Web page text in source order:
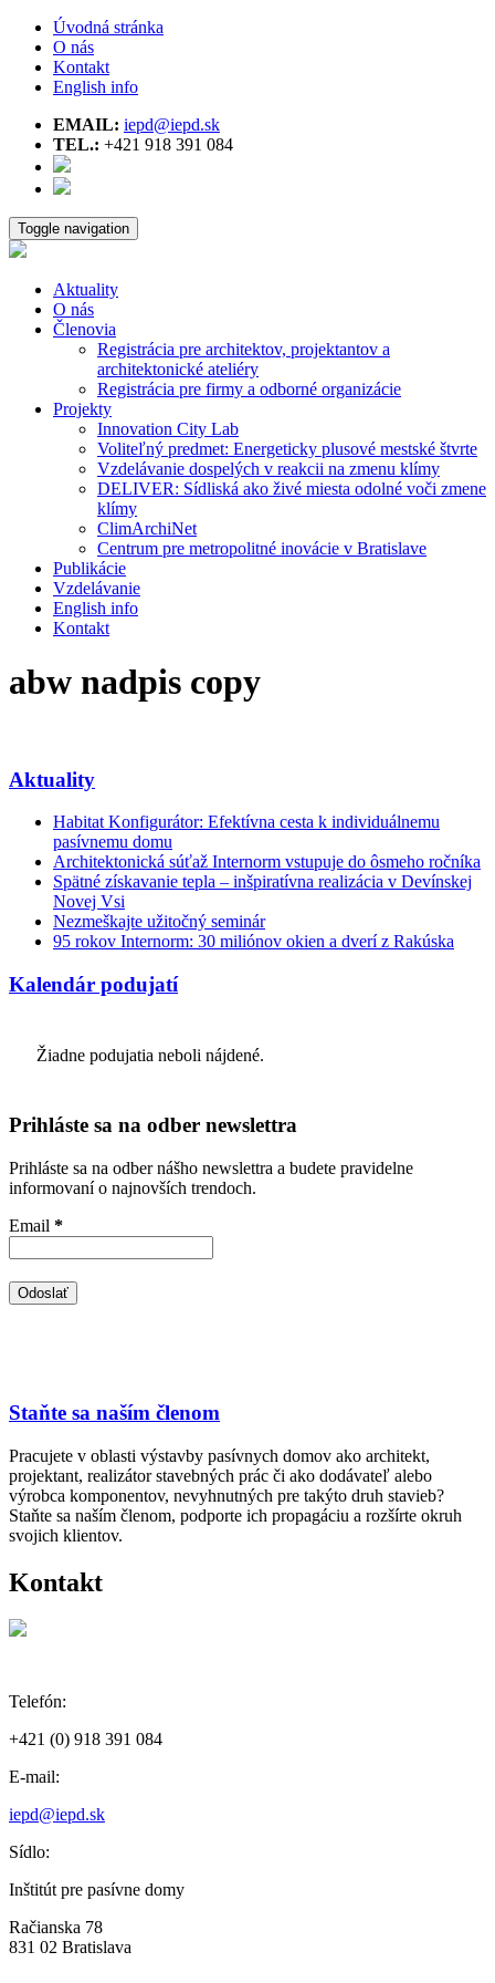
Úvodná stránka
O nás
Kontakt
English info
EMAIL: iepd@iepd.sk
TEL.: +421 918 391 084
Toggle navigation
Aktuality
O nás
Členovia
Registrácia pre architektov, projektantov a
architektonické ateliéry
Registrácia pre firmy a odborné organizácie
Projekty
Innovation City Lab
Voliteľný predmet: Energeticky plusové mestské štvrte
Vzdelávanie dospelých v reakcii na zmenu klímy
DELIVER: Sídliská ako živé miesta odolné voči zmene
klímy
ClimArchiNet
Centrum pre metropolitné inovácie v Bratislave
Publikácie
Vzdelávanie
English info
Kontakt
abw nadpis copy
Aktuality
Habitat Konfigurátor: Efektívna cesta k individuálnemu
pasívnemu domu
Architektonická súťaž Internorm vstupuje do ôsmeho ročníka
Spätné získavanie tepla – inšpiratívna realizácia v Devínskej
Novej Vsi
Nezmeškajte užitočný seminár
95 rokov Internorm: 30 miliónov okien a dverí z Rakúska
Kalendár podujatí
Žiadne podujatia neboli nájdené.
Prihláste sa na odber newslettra
Prihláste sa na odber nášho newslettra a budete pravidelne
informovaní o najnovších trendoch.
Email *
Staňte sa naším členom
Pracujete v oblasti výstavby pasívnych domov ako architekt,
projektant, realizátor stavebných prác či ako dodávateľ alebo
výrobca komponentov, nevyhnutných pre takýto druh stavieb?
Staňte sa naším členom, podporte ich propagáciu a rozšírte okruh
svojich klientov.
Kontakt
Telefón:
+421 (0) 918 391 084
E-mail:
iepd@iepd.sk
Sídlo:
Inštitút pre pasívne domy
Račianska 78
831 02 Bratislava